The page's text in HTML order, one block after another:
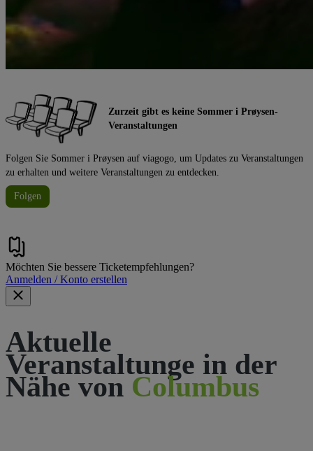
Zurzeit gibt es keine Sommer i Prøysen-
Veranstaltungen
Folgen Sie Sommer i Prøysen auf viagogo, um Updates zu Veranstaltungen
zu erhalten und weitere Veranstaltungen zu entdecken.
Folgen
Möchten Sie bessere Ticketempfehlungen?
Anmelden / Konto erstellen
Aktuelle
Veranstaltunge in der
Nähe von Columbus